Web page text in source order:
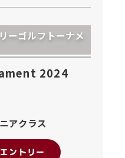
ーゴルフトーナメ
2024
アクラス
ントリー